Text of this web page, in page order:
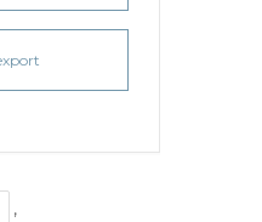
,